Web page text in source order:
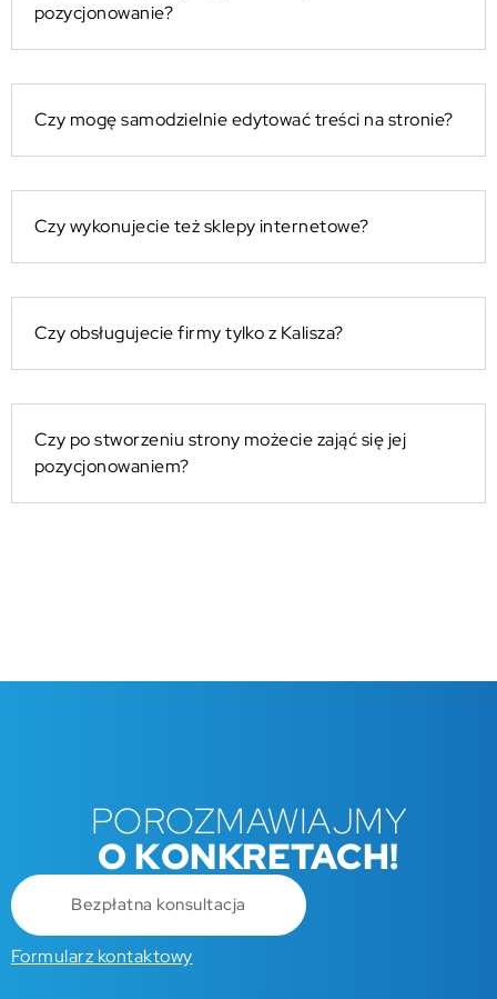
pozycjonowanie?
Czy mogę samodzielnie edytować treści na stronie?
Czy wykonujecie też sklepy internetowe?
Czy obsługujecie firmy tylko z Kalisza?
Czy po stworzeniu strony możecie zająć się jej
pozycjonowaniem?
POROZMAWIAJMY
O KONKRETACH!
Bezpłatna konsultacja
Formularz kontaktowy